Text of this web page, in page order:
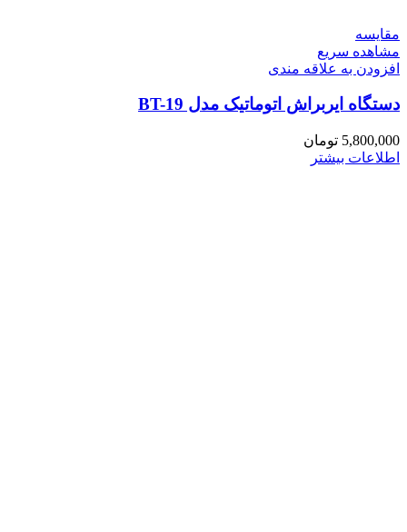
مقایسه
مشاهده سریع
افزودن به علاقه مندی
دستگاه ایربراش اتوماتیک مدل BT-19
5,800,000 تومان
اطلاعات بیشتر